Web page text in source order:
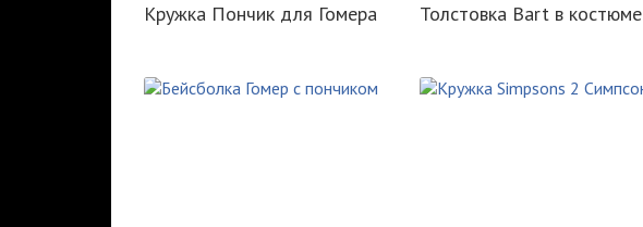
Кружка Пончик для Гомера Толстовка Bart в костюме